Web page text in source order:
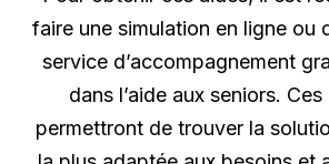
faire une simulation en ligne ou
service d’accompagnement
dans l’aide aux seniors.
permettront de trouver la